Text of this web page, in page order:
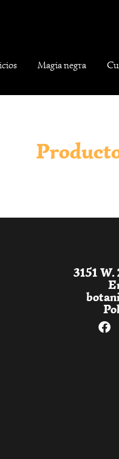
Magia negra
3151